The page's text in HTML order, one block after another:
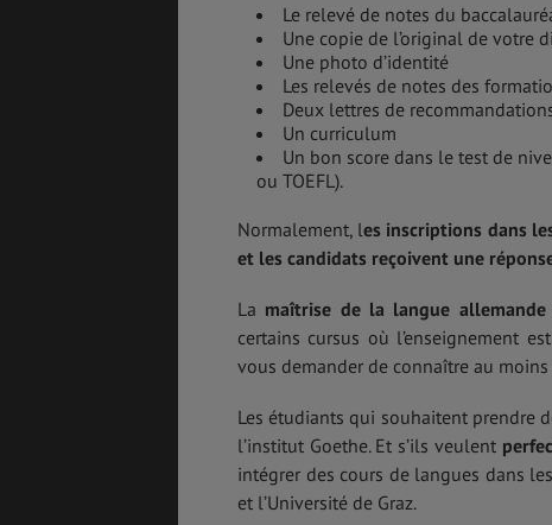
Le relevé de notes du
Une copie de l’original de votre
Une photo d’identité
Les relevés de notes des
Deux lettres de
Un curriculum
Un bon score dans le test de
ou TOEFL).
Normalement, les inscriptions dans
et les candidats reçoivent une
La maîtrise de la langue allemande
certains cursus où l’enseignement
vous demander de connaître au
Les étudiants qui souhaitent prendre
l’institut Goethe. Et s’ils veulent
intégrer des cours de langues dans
et l’Université de Graz.